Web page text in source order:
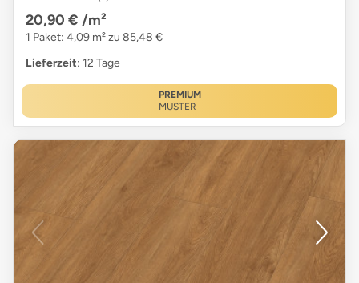
20,90 € /m²
1 Paket: 4,09 m² zu 85,48 €
Lieferzeit: 12 Tage
PREMIUM
MUSTER